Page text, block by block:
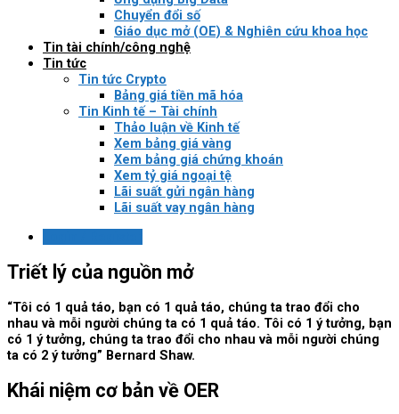
Chuyển đổi số
Giáo dục mở (OE) & Nghiên cứu khoa học
Tin tài chính/công nghệ
Tin tức
Tin tức Crypto
Bảng giá tiền mã hóa
Tin Kinh tế – Tài chính
Thảo luận về Kinh tế
Xem bảng giá vàng
Xem bảng giá chứng khoán
Xem tỷ giá ngoại tệ
Lãi suất gửi ngân hàng
Lãi suất vay ngân hàng
Triết lý của nguồn mở
“Tôi có 1 quả táo, bạn có 1 quả táo, chúng ta trao đổi cho
nhau và mỗi người chúng ta có 1 quả táo. Tôi có 1 ý tưởng, bạn
có 1 ý tưởng, chúng ta trao đổi cho nhau và mỗi người chúng
ta có 2 ý tưởng” Bernard Shaw.
Khái niệm cơ bản về OER